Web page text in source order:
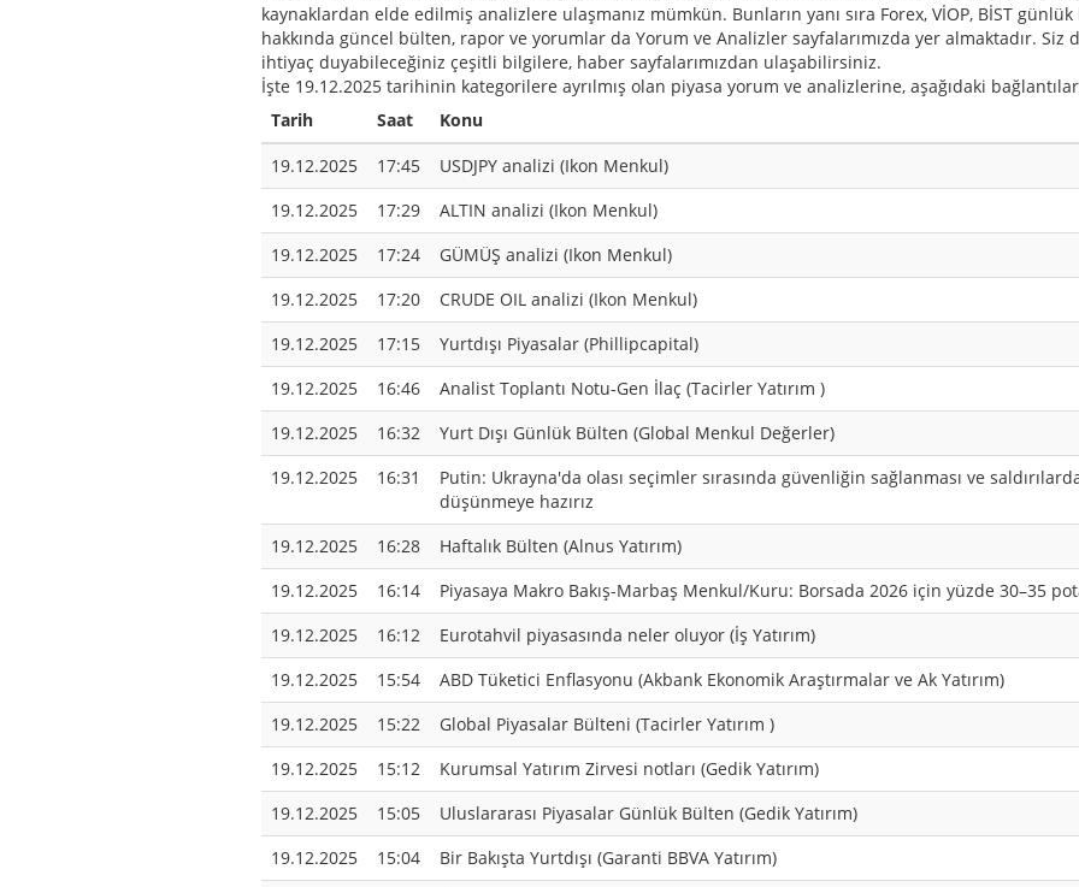
kaynaklardan elde edilmiş analizlere ulaşmanız mümkün. Bunların yanı sıra Forex, VİOP, BİST
hakkında güncel bülten, rapor ve yorumlar da Yorum ve Analizler sayfalarımızda yer almaktadır. Siz
ihtiyaç duyabileceğiniz çeşitli bilgilere, haber sayfalarımızdan ulaşabilirsiniz.
İşte 19.12.2025 tarihinin kategorilere ayrılmış olan piyasa yorum ve analizlerine, aşağıdaki
Tarih
Saat
Konu
19.12.2025
17:45
USDJPY analizi (Ikon Menkul)
19.12.2025
17:29
ALTIN analizi (Ikon Menkul)
19.12.2025
17:24
GÜMÜŞ analizi (Ikon Menkul)
19.12.2025
17:20
CRUDE OIL analizi (Ikon Menkul)
19.12.2025
17:15
Yurtdışı Piyasalar (Phillipcapital)
19.12.2025
16:46
Analist Toplantı Notu-Gen İlaç (Tacirler Yatırım )
19.12.2025
16:32
Yurt Dışı Günlük Bülten (Global Menkul Değerler)
19.12.2025
16:31
Putin: Ukrayna'da olası seçimler sırasında güvenliğin sağlanması ve
düşünmeye hazırız
19.12.2025
16:28
Haftalık Bülten (Alnus Yatırım)
19.12.2025
16:14
Piyasaya Makro Bakış-Marbaş Menkul/Kuru: Borsada 2026 için yüzde 30–35
19.12.2025
16:12
Eurotahvil piyasasında neler oluyor (İş Yatırım)
19.12.2025
15:54
ABD Tüketici Enflasyonu (Akbank Ekonomik Araştırmalar ve Ak Yatırım)
19.12.2025
15:22
Global Piyasalar Bülteni (Tacirler Yatırım )
19.12.2025
15:12
Kurumsal Yatırım Zirvesi notları (Gedik Yatırım)
19.12.2025
15:05
Uluslararası Piyasalar Günlük Bülten (Gedik Yatırım)
19.12.2025
15:04
Bir Bakışta Yurtdışı (Garanti BBVA Yatırım)